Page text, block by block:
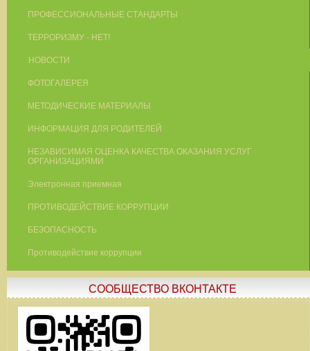
ПРОФЕССИОНАЛЬНЫЕ СТАНДАРТЫ
ТЕРРОРИЗМУ - НЕТ!
НОВОСТИ
ФОТОГАЛЕРЕЯ
МЕТОДИЧЕСКИЕ МАТЕРИАЛЫ
ИНФОРМАЦИЯ ДЛЯ РОДИТЕЛЕЙ
НЕЗАВИСИМАЯ ОЦЕНКА КАЧЕСТВА ОКАЗАНИЯ УСЛУГ
ОРГАНИЗАЦИЯМИ
Электронная приемная
ПРОТИВОДЕЙСТВИЕ КОРРУПЦИИ
БЕЗОПАСНОСТЬ
Противодействие коррупции
СООБЩЕСТВО ВКОНТАКТЕ